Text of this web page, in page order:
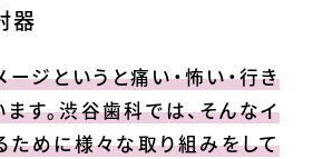
器
ジというと痛い・怖い・行き
す。渋谷歯科では、そんなイ
ために様々な取り組みをして